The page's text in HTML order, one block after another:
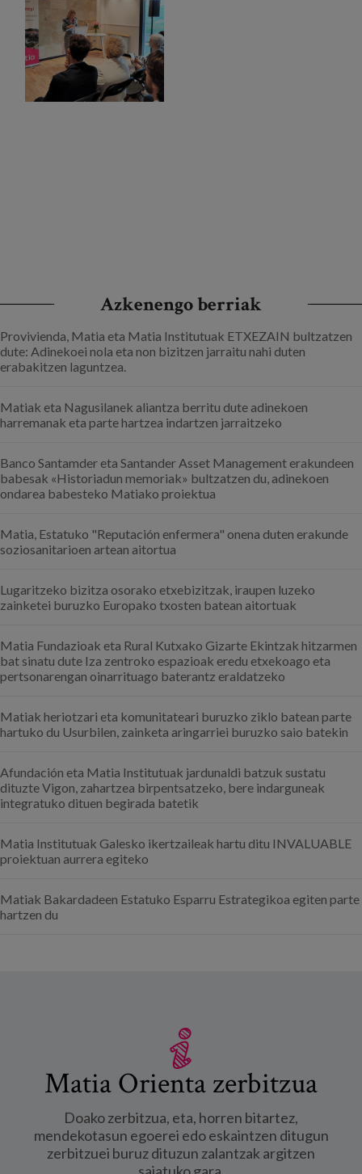
Azkenengo berriak
Provivienda, Matia eta Matia Institutuak ETXEZAIN bultzatzen
dute: Adinekoei nola eta non bizitzen jarraitu nahi duten
erabakitzen laguntzea.
Matiak eta Nagusilanek aliantza berritu dute adinekoen
harremanak eta parte hartzea indartzen jarraitzeko
Banco Santamder eta Santander Asset Management erakundeen
babesak «Historiadun memoriak» bultzatzen du, adinekoen
ondarea babesteko Matiako proiektua
Matia, Estatuko "Reputación enfermera" onena duten erakunde
soziosanitarioen artean aitortua
Lugaritzeko bizitza osorako etxebizitzak, iraupen luzeko
zainketei buruzko Europako txosten batean aitortuak
Matia Fundazioak eta Rural Kutxako Gizarte Ekintzak hitzarmen
bat sinatu dute Iza zentroko espazioak eredu etxekoago eta
pertsonarengan oinarrituago baterantz eraldatzeko
Matiak heriotzari eta komunitateari buruzko ziklo batean parte
hartuko du Usurbilen, zainketa aringarriei buruzko saio batekin
Afundación eta Matia Institutuak jardunaldi batzuk sustatu
dituzte Vigon, zahartzea birpentsatzeko, bere indarguneak
integratuko dituen begirada batetik
Matia Institutuak Galesko ikertzaileak hartu ditu INVALUABLE
proiektuan aurrera egiteko
Matiak Bakardadeen Estatuko Esparru Estrategikoa egiten parte
hartzen du
Matia Orienta zerbitzua
Doako zerbitzua, eta, horren bitartez,
mendekotasun egoerei edo eskaintzen ditugun
zerbitzuei buruz dituzun zalantzak argitzen